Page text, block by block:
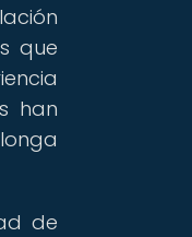
que
han
de